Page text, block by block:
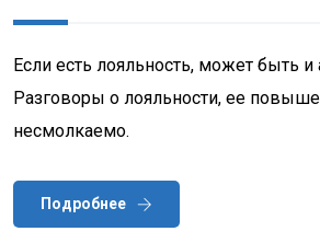
Если есть лояльность, может быть и
Разговоры о лояльности, ее
несмолкаемо.
Подробнее